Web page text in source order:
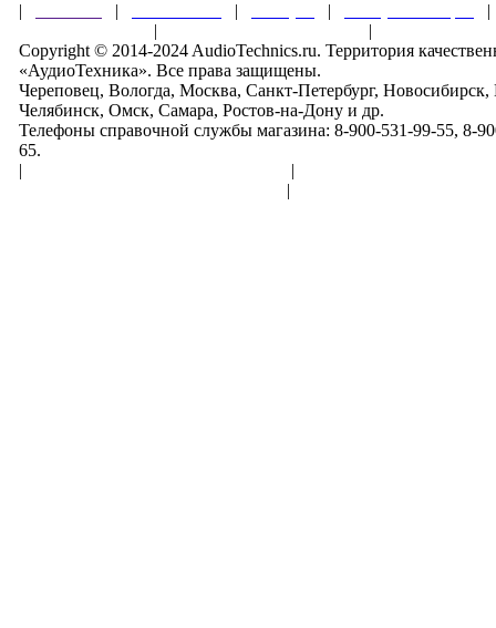
| | | |
|
|
Copyright © 2014-2024 AudioTechnics.ru. Территория
«АудиоТехника». Все права защищены.
Череповец, Вологда, Москва, Санкт-Петербург,
Челябинск, Омск, Самара, Ростов-на-Дону и др.
Телефоны справочной службы магазина: 8-900-531-99-55, 8-
65.
|
|
|